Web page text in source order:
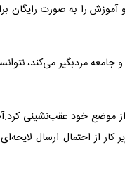
را به صورت رایگان
مزدبگیر می‌کند،
آن خورد و وزارت کار از موضع خود عقب‌نشینی
عالی کار در کش و قوس‌های پیچیده تعیین رقم دستمزد برای سال ۱۴۰۳ بود، وزیر کار از احتمال ارسال